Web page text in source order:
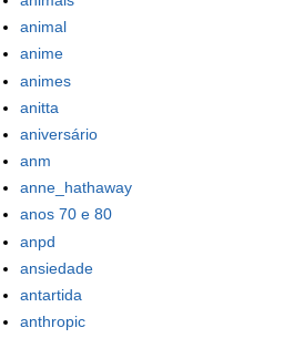
animal
anime
animes
anitta
aniversário
anm
anne_hathaway
anos 70 e 80
anpd
ansiedade
antartida
anthropic